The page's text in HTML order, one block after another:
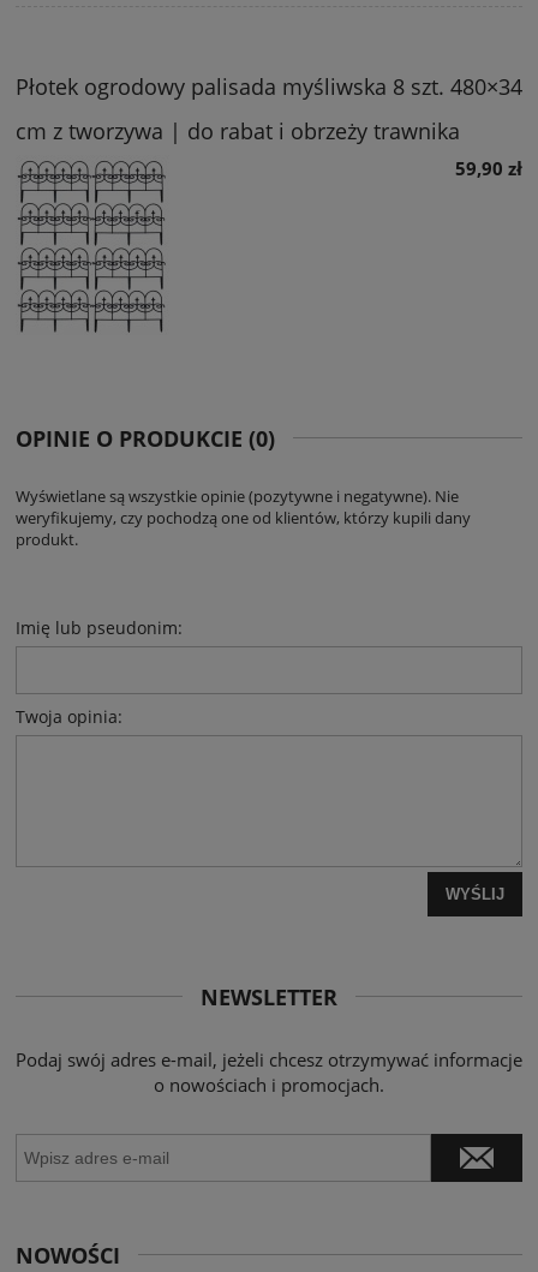
Płotek ogrodowy palisada myśliwska 8 szt. 480×34
cm z tworzywa | do rabat i obrzeży trawnika
59,90 zł
OPINIE O PRODUKCIE (0)
Wyświetlane są wszystkie opinie (pozytywne i negatywne). Nie
weryfikujemy, czy pochodzą one od klientów, którzy kupili dany
produkt.
Imię lub pseudonim:
Twoja opinia:
WYŚLIJ
NEWSLETTER
Podaj swój adres e-mail, jeżeli chcesz otrzymywać informacje
o nowościach i promocjach.
NOWOŚCI